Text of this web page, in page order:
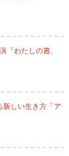
『わたしの書、
新しい生き方「ア